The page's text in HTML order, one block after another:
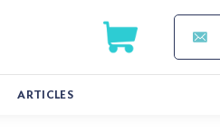
ARTICLES